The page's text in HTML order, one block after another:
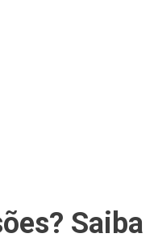
Saiba